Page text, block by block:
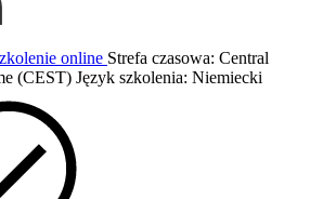
online Strefa czasowa: Central
(CEST) Język szkolenia: Niemiecki